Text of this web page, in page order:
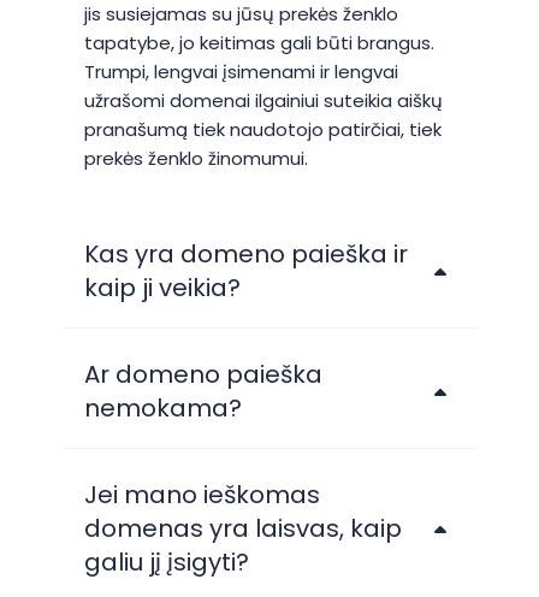
jis susiejamas su jūsų prekės ženklo
tapatybe, jo keitimas gali būti brangus.
Trumpi, lengvai įsimenami ir lengvai
užrašomi domenai ilgainiui suteikia aiškų
pranašumą tiek naudotojo patirčiai, tiek
prekės ženklo žinomumui.
Kas yra domeno paieška ir
kaip ji veikia?
Ar domeno paieška
nemokama?
Jei mano ieškomas
domenas yra laisvas, kaip
galiu jį įsigyti?